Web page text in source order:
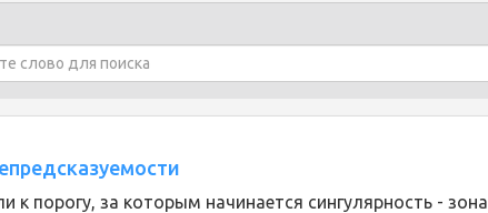
порогу, за которым начинается сингулярность - зона